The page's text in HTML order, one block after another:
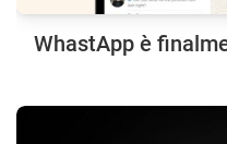
WhastApp è